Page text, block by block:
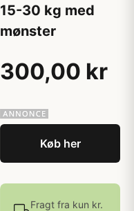
15-30 kg med
mønster
300,00 kr
Køb her
Fragt fra kun kr.